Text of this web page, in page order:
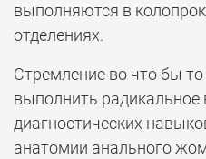
выполняются в
отделениях.
Стремление во что бы то
выполнить радикальное
диагностических
анатомии анального